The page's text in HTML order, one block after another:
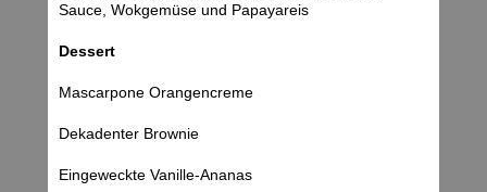
Sauce, Wokgemüse und Papayareis
Dessert
Mascarpone Orangencreme
Dekadenter Brownie
Eingeweckte Vanille-Ananas